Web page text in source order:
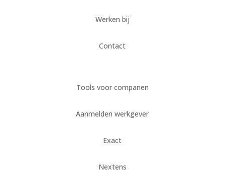
Werken bij
Contact
Tools voor companen
Aanmelden werkgever
Exact
Nextens